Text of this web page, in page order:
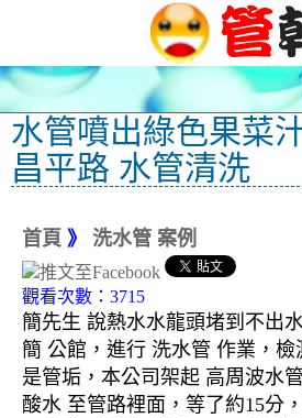
水管噴出綠色果菜
昌平路 水管清洗
首頁 》 洗水管 案例
觀看次數：3715
簡先生 說熱水水龍頭堵到不出
簡 公館，進行 洗水管 作業，
是管垢，本公司架起 高周波水
酸水 至管路裡面，等了約15分